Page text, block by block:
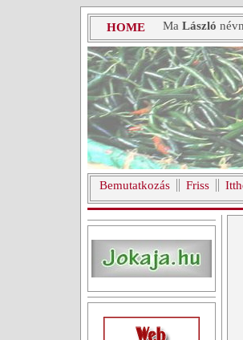
HOME Ma László
Bemutatkozás Friss